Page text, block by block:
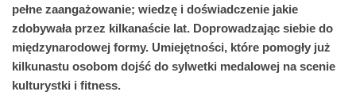
pełne zaangażowanie; wiedzę i doświadczenie jakie
zdobywała przez kilkanaście lat. Doprowadzając siebie do
międzynarodowej formy. Umiejętności, które pomogły już
kilkunastu osobom dojść do sylwetki medalowej na scenie
kulturystki i fitness.